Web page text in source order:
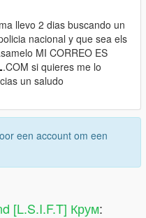
llevo 2 dias buscando un
nacional y que sea els
MI CORREO ES
.COM si quieres me lo
un saludo
een account om een
[L.S.I.F.T] Крум: